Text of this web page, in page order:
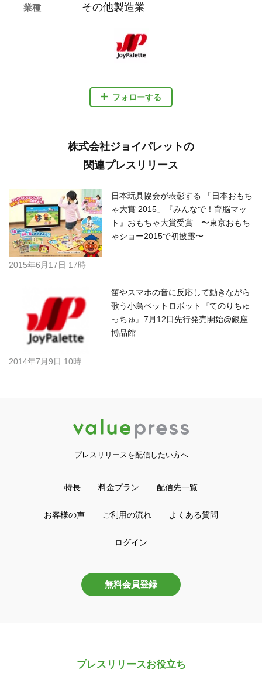
フォローする
業種 その他製造業
株式会社ジョイパレットの
関連プレスリリース
日本玩具協会が表彰する 「日本おもち
ゃ大賞 2015」『みんなで！育脳マッ
ト』おもちゃ大賞受賞 〜東京おもち
ゃショー2015で初披露〜
2015年6月17日 17時
笛やスマホの音に反応して動きながら
歌う小鳥ペットロボット『てのりちゅ
っちゅ』7月12日先行発売開始@銀座
博品館
2014年7月9日 10時
プレスリリースを配信したい方へ
特長 料金プラン 配信先一覧
お客様の声 ご利用の流れ よくある質問
ログイン
無料会員登録
プレスリリースお役立ち